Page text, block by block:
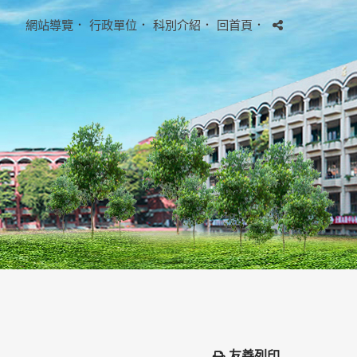
網站導覽 ． 行政單位 ． 科別介紹． 回首頁．